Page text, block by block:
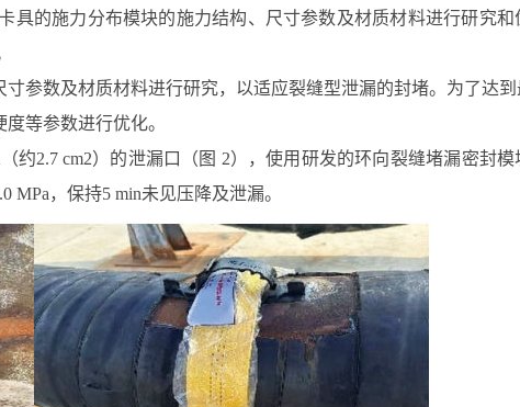
的施力分布模块的施力结构、尺寸参数及材质材料进行研究
参数及材质材料进行研究，以适应裂缝型泄漏的封堵。为了达
等参数进行优化。
约2.7 cm2）的泄漏口（图 2），使用研发的环向裂缝堵漏密封
MPa，保持5 min未见压降及泄漏。